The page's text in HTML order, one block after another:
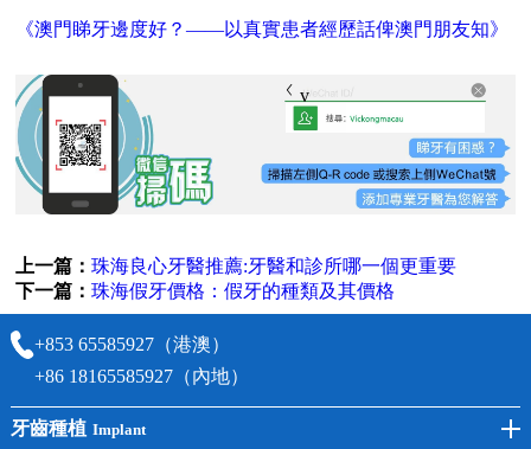
《澳門睇牙邊度好？——以真實患者經歷話俾澳門朋友知》
vickongmacau
上一篇：珠海良心牙醫推薦:牙醫和診所哪一個更重要
下一篇：珠海假牙價格：假牙的種類及其價格
+853 65585927（港澳）
+86 18165585927（內地）
牙齒種植 Implant